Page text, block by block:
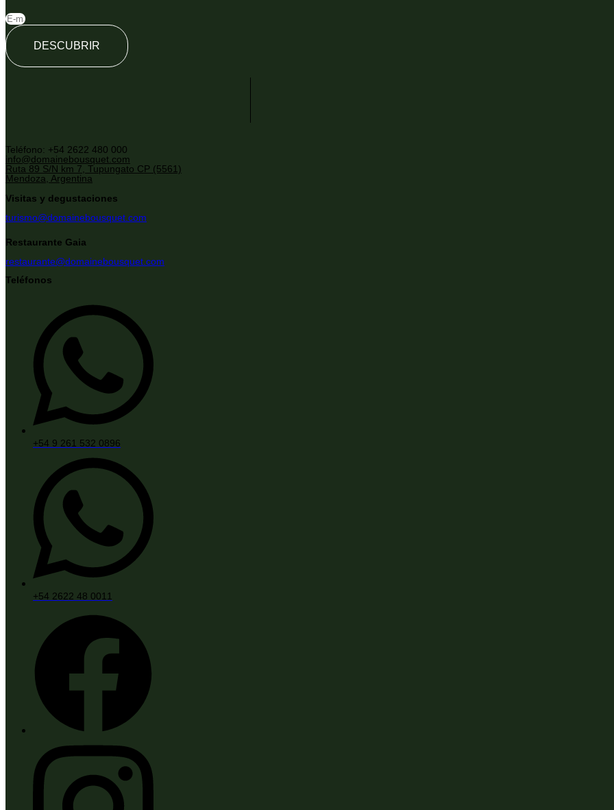
DESCUBRIR
Teléfono: +54 2622 480 000
info@domainebousquet.com
Ruta 89 S/N km 7, Tupungato CP (5561)
Mendoza, Argentina
Visitas y degustaciones
turismo@domainebousquet.com
Restaurante Gaia
restaurante@domainebousquet.com
Teléfonos
+54 9 261 532 0896
+54 2622 48 0011